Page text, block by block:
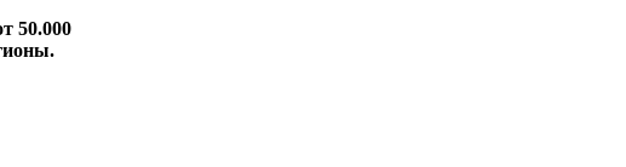
50.000